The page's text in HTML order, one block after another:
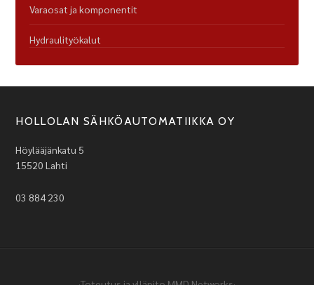
Varaosat ja komponentit
Hydraulityökalut
HOLLOLAN SÄHKÖAUTOMATIIKKA OY
Höylääjänkatu 5
15520 Lahti
03 884 230